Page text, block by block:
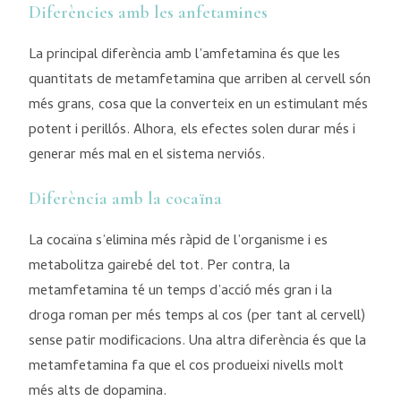
Diferències amb les anfetamines
La principal diferència amb l’amfetamina és que les
quantitats de metamfetamina que arriben al cervell són
més grans, cosa que la converteix en un estimulant més
potent i perillós. Alhora, els efectes solen durar més i
generar més mal en el sistema nerviós.
Diferència amb la cocaïna
La cocaïna s’elimina més ràpid de l’organisme i es
metabolitza gairebé del tot. Per contra, la
metamfetamina té un temps d’acció més gran i la
droga roman per més temps al cos (per tant al cervell)
sense patir modificacions. Una altra diferència és que la
metamfetamina fa que el cos produeixi nivells molt
més alts de dopamina.